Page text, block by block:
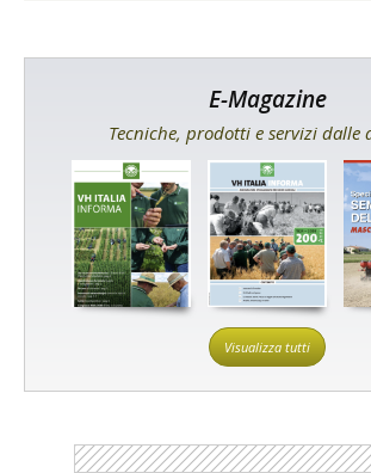
E-Magazine
Tecniche, prodotti e servizi dalle
Visualizza tutti